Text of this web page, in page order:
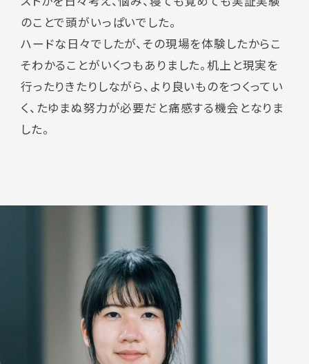
のことで頭がいっぱいでした。
ハードな日々でしたが、その現場を体験したからこ
そわかることがいくつもありました。机上と現実を
行ったりきたりしながら、より良いものをつくってい
く、たゆまぬ努力が必要だと痛感する機会となりま
した。